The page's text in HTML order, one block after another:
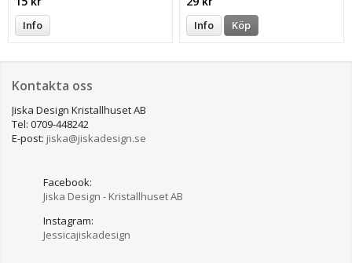
Info Info Köp
Kontakta oss
Jiska Design Kristallhuset AB
Tel: 0709-448242
E-post: jiska@jiskadesign.se
Facebook:
Jiska Design - Kristallhuset AB
Instagram:
Jessicajiskadesign